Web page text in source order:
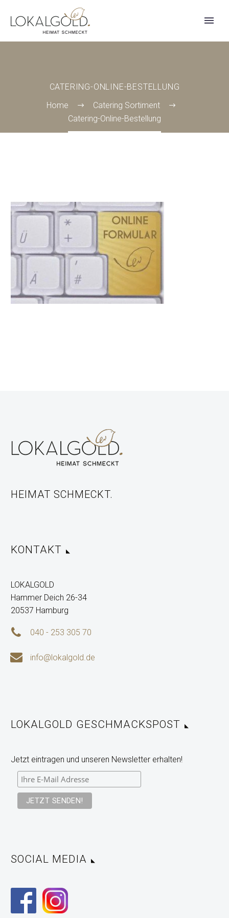
CATERING-ONLINE-BESTELLUNG
Home
Catering Sortiment
Catering-Online-Bestellung
HEIMAT SCHMECKT.
KONTAKT
LOKALGOLD
Hammer Deich 26-34
20537 Hamburg

 040 - 253 305 70

 info@lokalgold.de
LOKALGOLD GESCHMACKSPOST
Jetzt eintragen und unseren Newsletter erhalten!
SOCIAL MEDIA